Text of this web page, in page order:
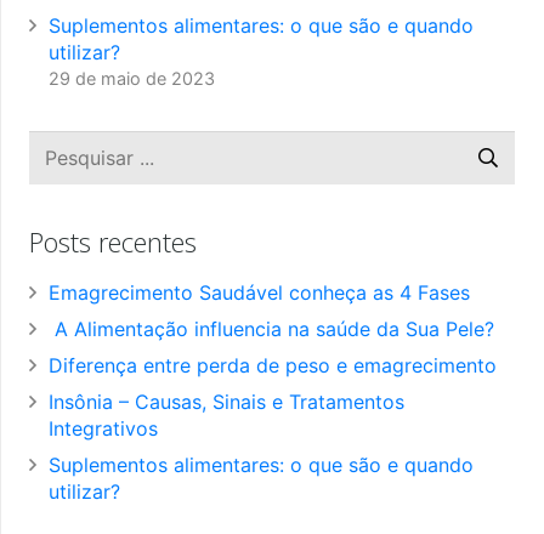
Suplementos alimentares: o que são e quando
utilizar?
29 de maio de 2023
Posts recentes
Emagrecimento Saudável conheça as 4 Fases
A Alimentação influencia na saúde da Sua Pele?
Diferença entre perda de peso e emagrecimento
Insônia – Causas, Sinais e Tratamentos
Integrativos
Suplementos alimentares: o que são e quando
utilizar?